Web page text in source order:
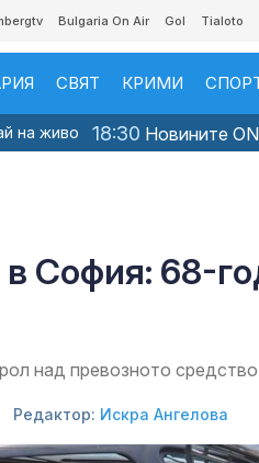
Bulgaria On Air Gol Tialoto
СВЯТ КРИМИ
на живо 18:30 Новините
в София: 68-
над превозното
Редактор: Искра Ангелова